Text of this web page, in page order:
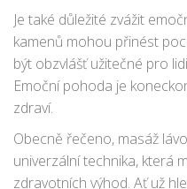
nejen zlepšit imunitní
pokožce a lepšímu trávení.
Je také důležité zvážit
kamenů mohou přinést
být obzvlášť užitečné pro
Emoční pohoda je
zdraví.
Obecně řečeno, masáž
univerzální technika, která
zdravotních výhod. Ať už